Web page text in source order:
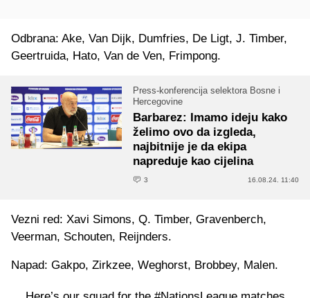
Odbrana: Ake, Van Dijk, Dumfries, De Ligt, J. Timber,
Geertruida, Hato, Van de Ven, Frimpong.
Press-konferencija selektora Bosne i
Hercegovine
Barbarez: Imamo ideju kako
želimo ovo da izgleda,
najbitnije je da ekipa
napreduje kao cijelina
3 16.08.24. 11:40
Vezni red: Xavi Simons, Q. Timber, Gravenberch,
Veerman, Schouten, Reijnders.
Napad: Gakpo, Zirkzee, Weghorst, Brobbey, Malen.